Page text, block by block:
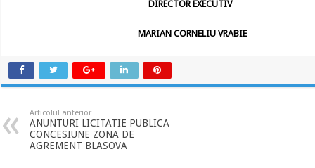
DIRECTOR EXECUTIV
MARIAN CORNELIU VRABIE
Articolul anterior
ANUNTURI LICITATIE PUBLICA
CONCESIUNE ZONA DE
AGREMENT BLASOVA